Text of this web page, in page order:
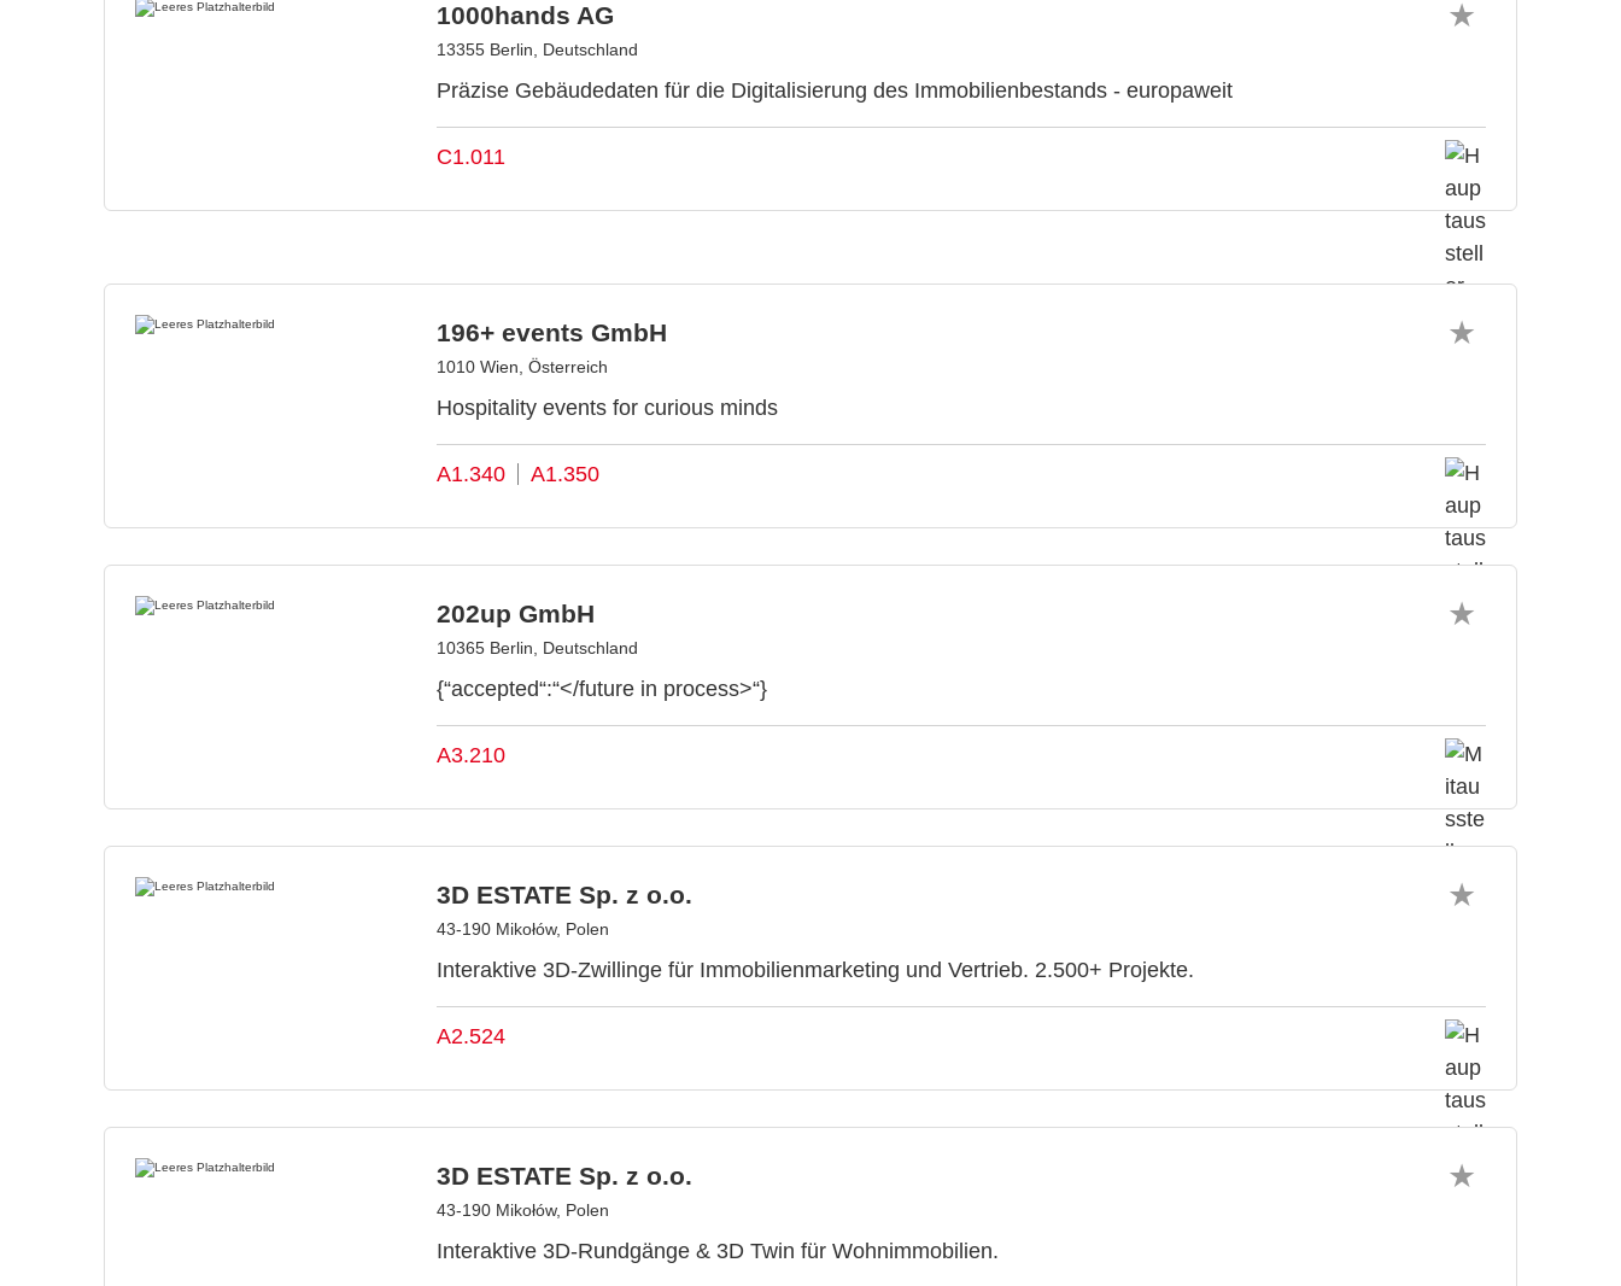
1000hands AG
13355 Berlin, Deutschland
Präzise Gebäudedaten für die Digitalisierung des Immobilienbestands - europaweit
C1.011
196+ events GmbH
1010 Wien, Österreich
Hospitality events for curious minds
A1.340 A1.350
202up GmbH
10365 Berlin, Deutschland
{“accepted“:“</future in process>“}
A3.210
3D ESTATE Sp. z o.o.
43-190 Mikołów, Polen
Interaktive 3D-Zwillinge für Immobilienmarketing und Vertrieb. 2.500+ Projekte.
A2.524
3D ESTATE Sp. z o.o.
43-190 Mikołów, Polen
Interaktive 3D-Rundgänge & 3D Twin für Wohnimmobilien.